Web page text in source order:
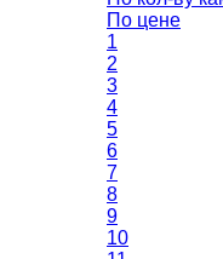
По цене
1
2
3
4
5
6
7
8
9
10